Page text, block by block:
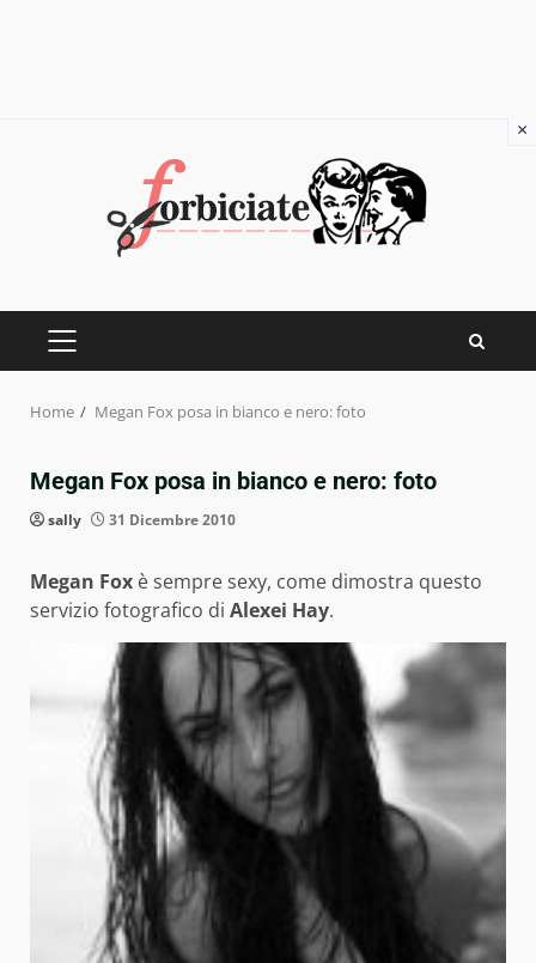
PRIMARY
Home Megan Fox posa in bianco e nero: foto
Megan Fox posa in bianco e nero: foto
sally 31 Dicembre 2010
Megan Fox è sempre sexy, come dimostra questo
servizio fotografico di Alexei Hay.
×